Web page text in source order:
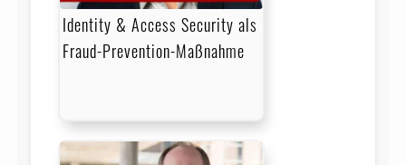
Identity & Access Security als
Fraud-Prevention-Maßnahme